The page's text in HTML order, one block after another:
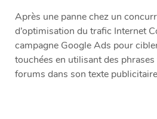
Après une panne chez un
d’optimisation du trafic Internet
campagne Google Ads pour
touchées en utilisant des phrases
forums dans son texte